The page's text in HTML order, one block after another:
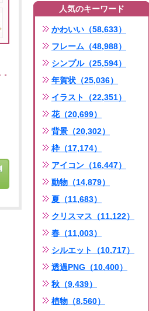
人気のキーワード
かわいい（58,633）
フレーム（48,988）
シンプル（25,594）
年賀状（25,036）
イラスト（22,351）
花（20,699）
背景（20,302）
枠（17,174）
アイコン（16,447）
動物（14,879）
夏（11,683）
クリスマス（11,122）
春（11,003）
シルエット（10,717）
透過PNG（10,400）
秋（9,439）
植物（8,560）